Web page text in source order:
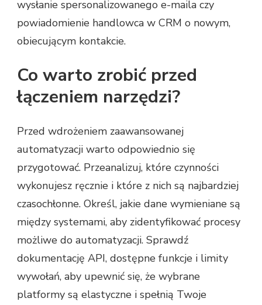
wysłanie spersonalizowanego e-maila czy
powiadomienie handlowca w CRM o nowym,
obiecującym kontakcie.
Co warto zrobić przed
łączeniem narzędzi?
Przed wdrożeniem zaawansowanej
automatyzacji warto odpowiednio się
przygotować. Przeanalizuj, które czynności
wykonujesz ręcznie i które z nich są najbardziej
czasochłonne. Określ, jakie dane wymieniane są
między systemami, aby zidentyfikować procesy
możliwe do automatyzacji. Sprawdź
dokumentację API, dostępne funkcje i limity
wywołań, aby upewnić się, że wybrane
platformy są elastyczne i spełnią Twoje